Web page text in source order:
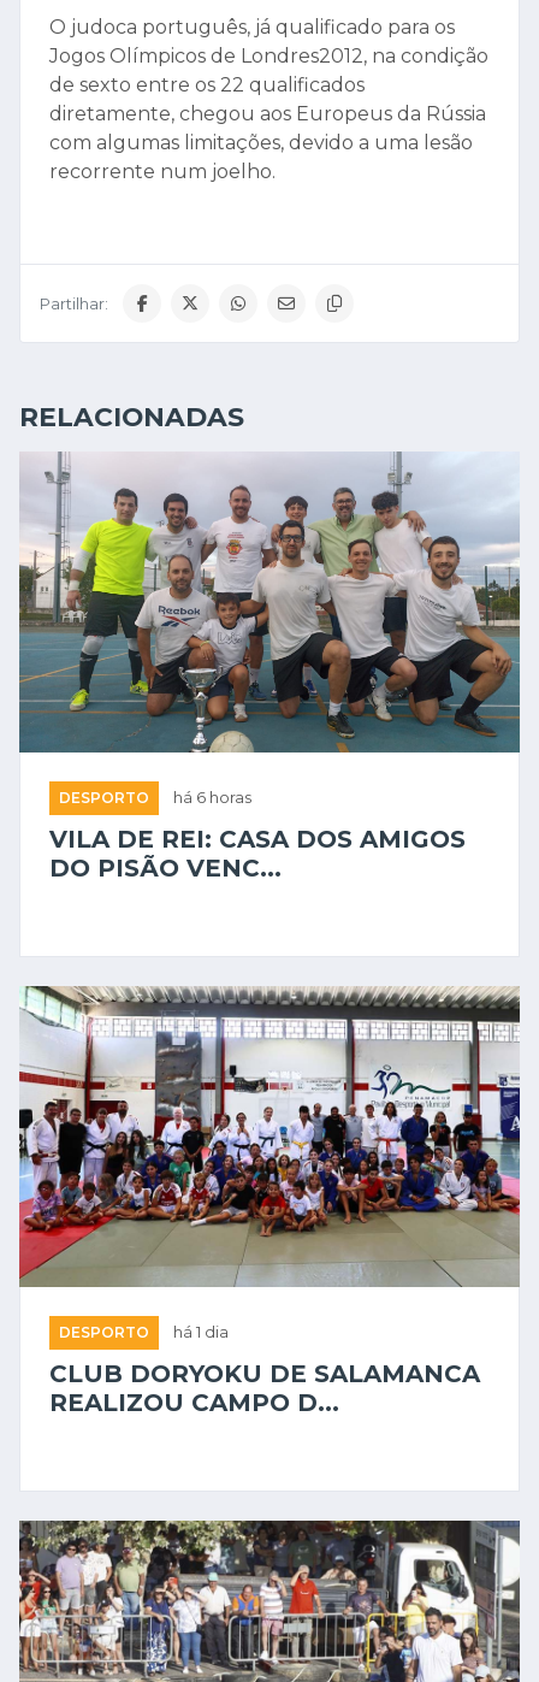
O judoca português, já qualificado para os
Jogos Olímpicos de Londres2012, na condição
de sexto entre os 22 qualificados
diretamente, chegou aos Europeus da Rússia
com algumas limitações, devido a uma lesão
recorrente num joelho.
Partilhar:
RELACIONADAS
DESPORTO há 6 horas
VILA DE REI: CASA DOS AMIGOS
DO PISÃO VENC...
DESPORTO há 1 dia
CLUB DORYOKU DE SALAMANCA
REALIZOU CAMPO D...